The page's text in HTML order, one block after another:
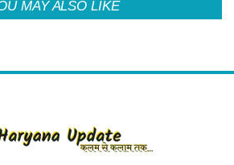
MAY ALSO LIKE